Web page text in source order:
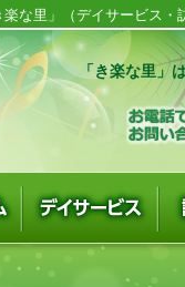
な里」（デイサービス
「き楽な里」